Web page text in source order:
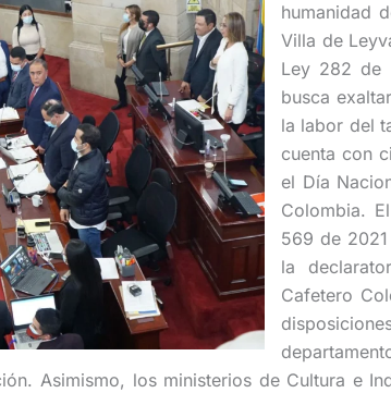
humanidad
Villa de
Ley 282 de
busca
la labor del
cuenta con
el Día
Colombia.
569 de
la
Cafetero
Asimismo, los ministerios de Cultura e